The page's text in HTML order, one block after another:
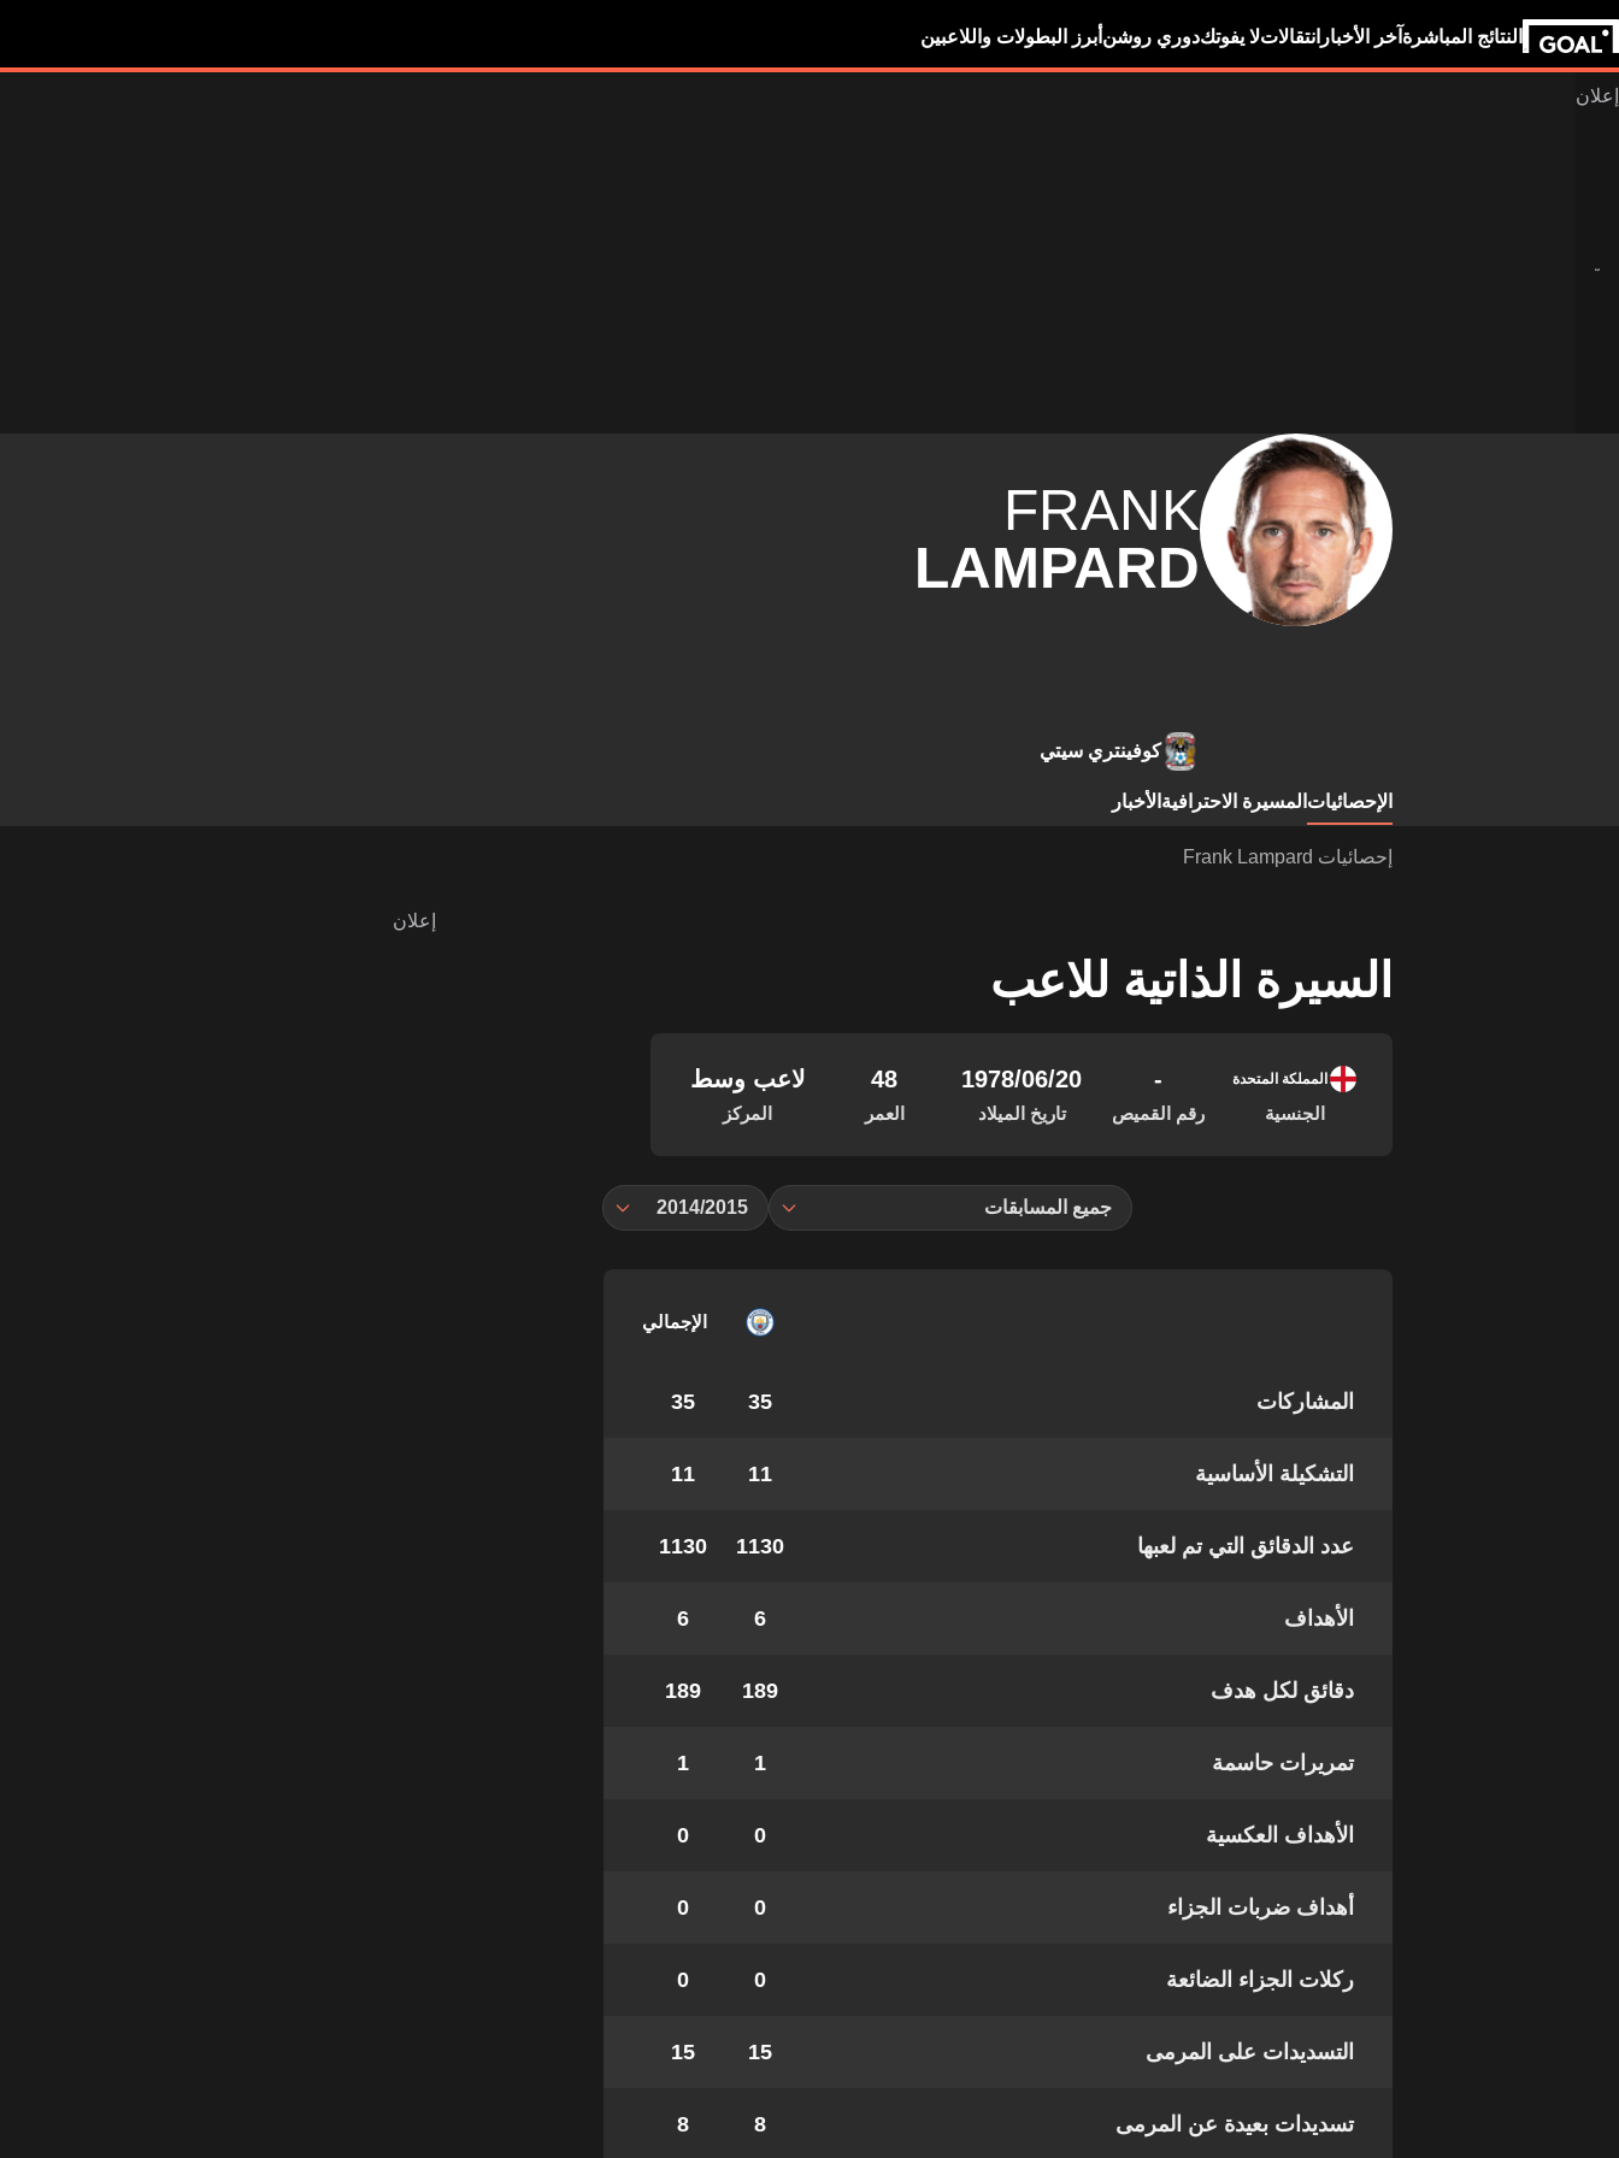
النتائج المباشرة آخر الأخبار انتقالاتلا يفوتكدوري روشن أبرز البطولات واللاعبين
FRANK
LAMPARD
كوفينتري سيتي
الإحصائيات المسيرة الاحترافية الأخبار
إحصائيات Frank Lampard
السيرة الذاتية للاعب
المملكة المتحدة
الجنسية
-
رقم القميص
20‏/06‏/1978
تاريخ الميلاد
48
العمر
لاعب وسط
المركز
جميع المسابقات 2014/2015
الإجمالي
المشاركات 35
35
التشكيلة الأساسية 11
11
عدد الدقائق التي تم لعبها 1130
1130
الأهداف 6
6
دقائق لكل هدف 189
189
تمريرات حاسمة 1
1
الأهداف العكسية 0
0
أهداف ضربات الجزاء 0
0
ركلات الجزاء الضائعة 0
0
التسديدات على المرمى 15
15
تسديدات بعيدة عن المرمى 8
8